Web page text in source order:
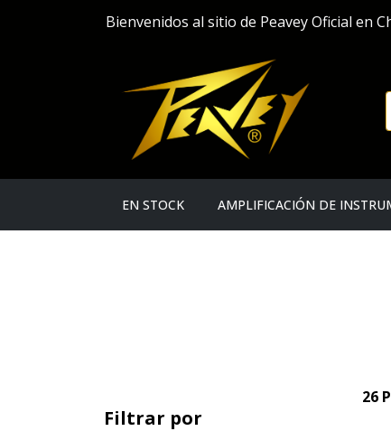
Bienvenidos al sitio de Peavey Oficial en
EN STOCK AMPLIFICACIÓN DE
Filtrar por
26